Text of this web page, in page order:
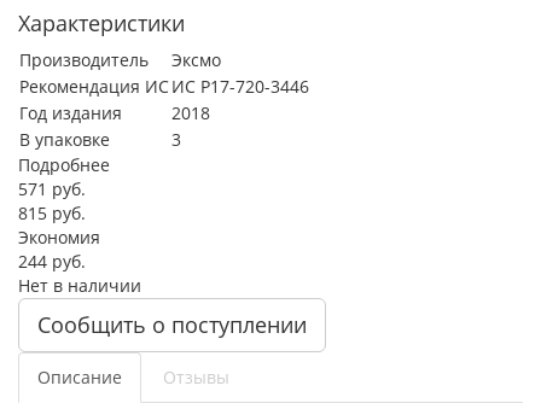
Характеристики
Производитель
Эксмо
Рекомендация ИСИС Р17-720-3446
Год издания
2018
В упаковке
3
Подробнее
571 руб.
815 руб.
Экономия
244 руб.
Нет в наличии
Сообщить о поступлении
Описание
Отзывы